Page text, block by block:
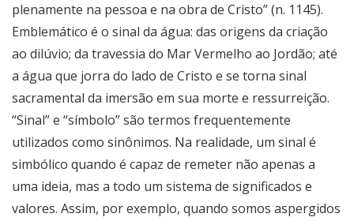
plenamente na pessoa e na obra de Cristo” (n. 1145).
Emblemático é o sinal da água: das origens da criação
ao dilúvio; da travessia do Mar Vermelho ao Jordão; até
a água que jorra do lado de Cristo e se torna sinal
sacramental da imersão em sua morte e ressurreição.
“Sinal” e “símbolo” são termos frequentemente
utilizados como sinônimos. Na realidade, um sinal é
simbólico quando é capaz de remeter não apenas a
uma ideia, mas a todo um sistema de significados e
valores. Assim, por exemplo, quando somos aspergidos